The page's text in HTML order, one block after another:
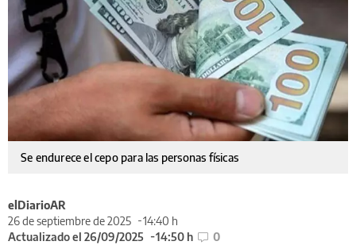
Se endurece el cepo para las personas físicas
elDiarioAR
26 de septiembre de 2025
14:40 h
Actualizado el 26/09/2025
14:50 h 0